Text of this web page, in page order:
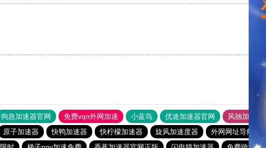
狗急加速器官网 免费vqn外网加速 小蓝鸟 优途加速器官网 风驰加速器
原子加速器 快鸭加速器 快柠檬加速器 旋风加速度器 外网网址导航